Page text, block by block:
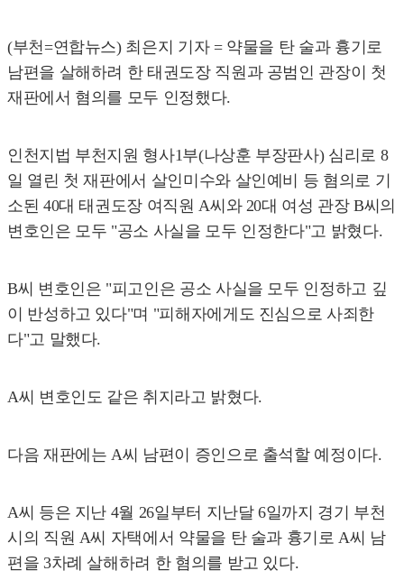
(부천=연합뉴스) 최은지 기자 = 약물을 탄 술과 흉기로
남편을 살해하려 한 태권도장 직원과 공범인 관장이 첫
재판에서 혐의를 모두 인정했다.
인천지법 부천지원 형사1부(나상훈 부장판사) 심리로 8
일 열린 첫 재판에서 살인미수와 살인예비 등 혐의로 기
소된 40대 태권도장 여직원 A씨와 20대 여성 관장 B씨의
변호인은 모두 "공소 사실을 모두 인정한다"고 밝혔다.
B씨 변호인은 "피고인은 공소 사실을 모두 인정하고 깊
이 반성하고 있다"며 "피해자에게도 진심으로 사죄한
다"고 말했다.
A씨 변호인도 같은 취지라고 밝혔다.
다음 재판에는 A씨 남편이 증인으로 출석할 예정이다.
A씨 등은 지난 4월 26일부터 지난달 6일까지 경기 부천
시의 직원 A씨 자택에서 약물을 탄 술과 흉기로 A씨 남
편을 3차례 살해하려 한 혐의를 받고 있다.